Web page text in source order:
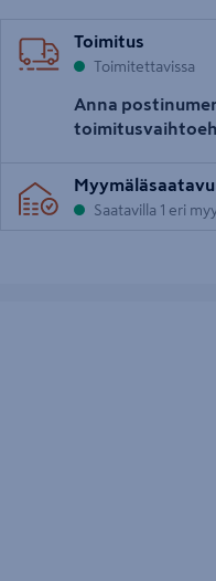
Toimitus
Toimitettavissa
Anna
Saatavilla 1 eri